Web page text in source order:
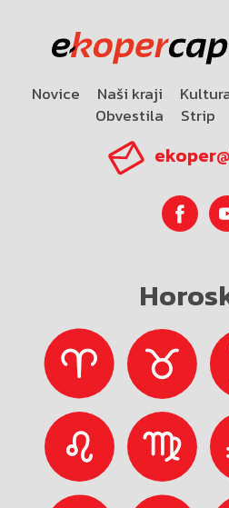
Novice Naši kraji
Obvestila
Strip